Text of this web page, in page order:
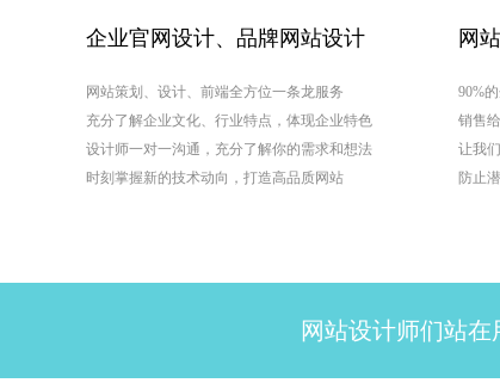
企业官网设计、品牌网站设计
网站策划、设计、前端全方位一条龙服务
充分了解企业文化、行业特点，体现企业特色
设计师一对一沟通，充分了解你的需求和想法
时刻掌握新的技术动向，打造高品质网站
网
90%
销售
让我
防止
网站设计师们站